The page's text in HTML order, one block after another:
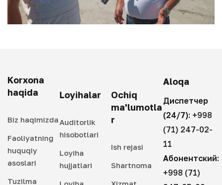
Korxona
haqida
Biz haqimizda
Faoliyatning
huquqiy
asoslari
Tuzilma
Loyihalar
Auditorlik
hisobotlari
Loyiha
hujjatlari
Ochiq
ma'lumotla
r
Ish rejasi
Shartnoma
Aloqa
Диспетчер
(24/7): +998
(71) 247-02-
11
Абонентский:
+998 (71)